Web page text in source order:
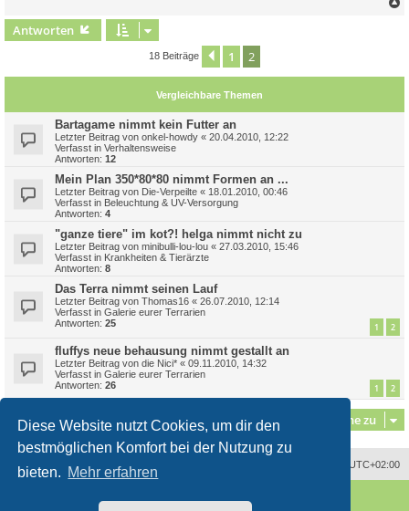
Diese Website nutzt Cookies, um dir den
bestmöglichen Komfort bei der Nutzung zu
bieten. Mehr erfahren
e
Antworten
18 Beiträge Vorherige
1 2
Vergleichbare Themen
Bartagame nimmt kein Futter an
Letzter Beitrag von onkel-howdy « 20.04.2010, 12:22
Verfasst in Verhaltensweise
Antworten: 12
Mein Plan 350*80*80 nimmt Formen an ...
Letzter Beitrag von Die-Verpeilte « 18.01.2010, 00:46
Verfasst in Beleuchtung & UV-Versorgung
Antworten: 4
"ganze tiere" im kot?! helga nimmt nicht zu
Letzter Beitrag von minibulli-lou-lou « 27.03.2010, 15:46
Verfasst in Krankheiten & Tierärzte
Antworten: 8
Das Terra nimmt seinen Lauf
Letzter Beitrag von Thomas16 « 26.07.2010, 12:14
Verfasst in Galerie eurer Terrarien
Antworten: 25 1 2
fluffys neue behausung nimmt gestallt an
Letzter Beitrag von die Nici* « 09.11.2010, 14:32
Verfasst in Galerie eurer Terrarien
Antworten: 26 1 2
Gehe zu
UTC+02:00
Deutsche Übersetzung durch